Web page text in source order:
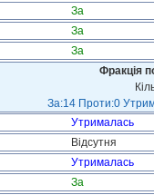
За
За
За
Фракція
За:14 Проти:0
Утрималась
Відсутня
Утрималась
За